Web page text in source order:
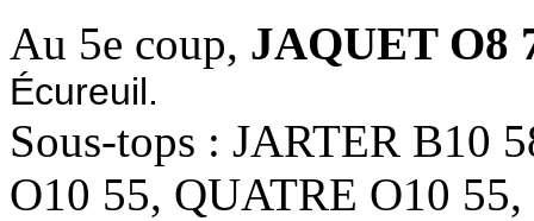
Au 5e coup, JAQUET O8
Écureuil.
Sous-tops : JARTER B10
O10 55, QUATRE O10